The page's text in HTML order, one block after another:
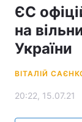
ЄС
на
України
ВІТАЛІЙ
20:22, 15.07.21